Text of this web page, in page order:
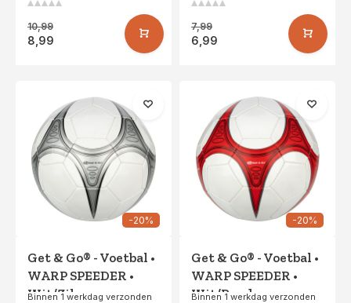
10,99
8,99
7,99
6,99
-20%
Get & Go® - Voetbal •
WARP SPEEDER •
Wit/Zilver
Binnen 1 werkdag verzonden
-20%
Get & Go® - Voetbal •
WARP SPEEDER •
Wit/Rood
Binnen 1 werkdag verzonden